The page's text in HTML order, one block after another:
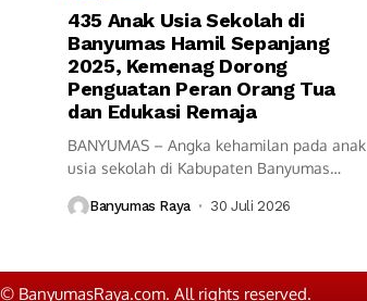
435 Anak Usia Sekolah di
Banyumas Hamil Sepanjang
2025, Kemenag Dorong
Penguatan Peran Orang Tua
dan Edukasi Remaja
BANYUMAS – Angka kehamilan pada anak
usia sekolah di Kabupaten Banyumas
Banyumas Raya 30 Juli 2026
© BanyumasRaya.com. All rights reserved.